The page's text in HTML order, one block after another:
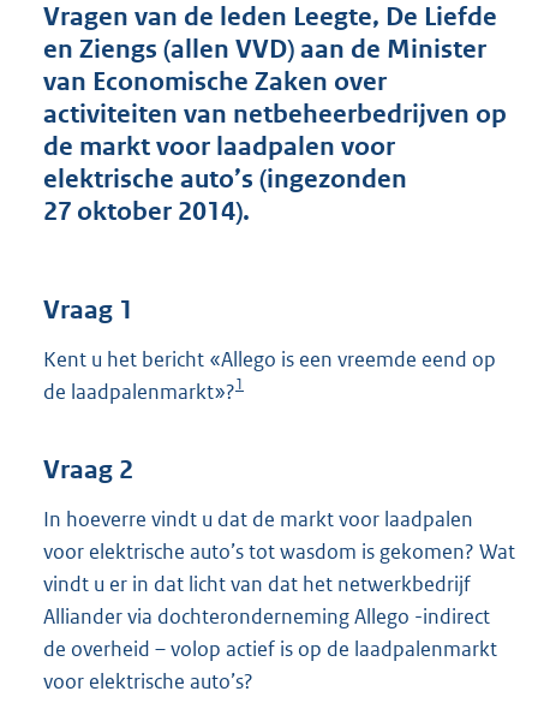
d
s
g
r
o
t
b
Vragen van de leden Leegte, De Liefde
en Ziengs (allen VVD) aan de Minister
van Economische Zaken over
activiteiten van netbeheerbedrijven op
de markt voor laadpalen voor
elektrische auto’s (ingezonden
27 oktober 2014).
Vraag 1
Kent u het bericht «Allego is een vreemde eend op
de laadpalenmarkt»?1
Vraag 2
In hoeverre vindt u dat de markt voor laadpalen
voor elektrische auto’s tot wasdom is gekomen? Wat
vindt u er in dat licht van dat het netwerkbedrijf
Alliander via dochteronderneming Allego -indirect
de overheid – volop actief is op de laadpalenmarkt
voor elektrische auto’s?